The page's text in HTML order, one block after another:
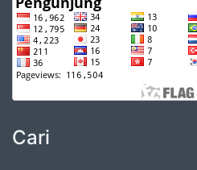
Cari